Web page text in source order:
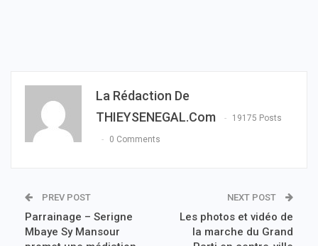
La Rédaction De
THIEYSENEGAL.com
19175 Posts
0 Comments
PREV POST
Parrainage – Serigne
Mbaye Sy Mansour
NEXT POST
Les photos et vidéo de
la marche du Grand